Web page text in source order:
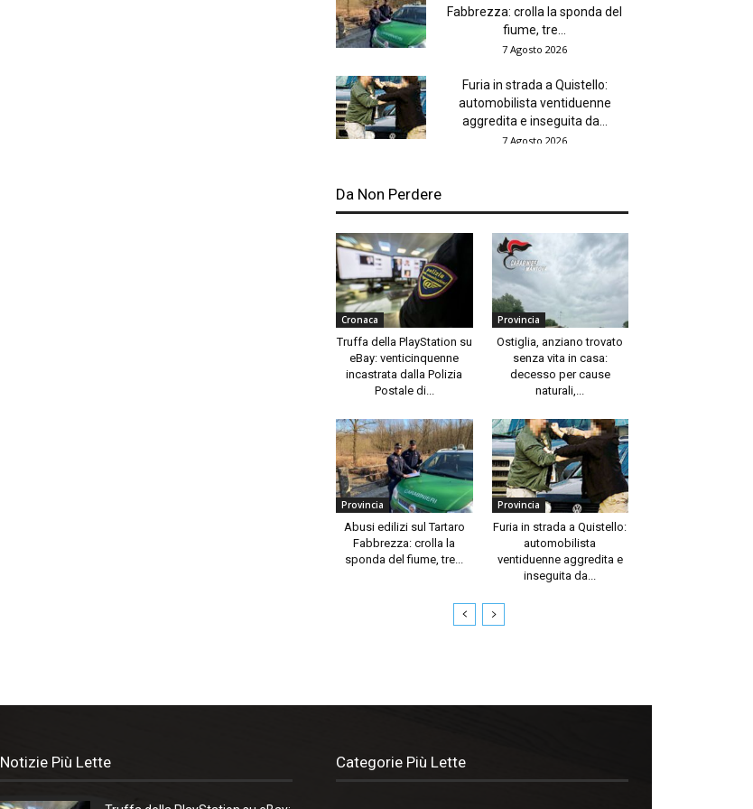
Fabbrezza: crolla la sponda del
fiume, tre...
7 Agosto 2026
Furia in strada a Quistello:
automobilista ventiduenne
aggredita e inseguita da...
7 Agosto 2026
Da Non Perdere
Cronaca
Truffa della PlayStation su
eBay: venticinquenne
incastrata dalla Polizia
Postale di...
Provincia
Ostiglia, anziano trovato
senza vita in casa:
decesso per cause
naturali,...
Provincia
Abusi edilizi sul Tartaro
Fabbrezza: crolla la
sponda del fiume, tre...
Provincia
Furia in strada a Quistello:
automobilista
ventiduenne aggredita e
inseguita da...
Notizie Più Lette Categorie Più Lette